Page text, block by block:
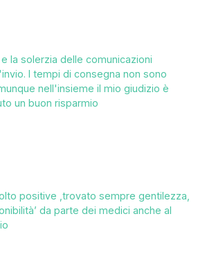
la solerzia delle comunicazioni
I tempi di consegna non sono
nell'insieme il mio giudizio è
un buon risparmio
positive ,trovato sempre gentilezza,
da parte dei medici anche al